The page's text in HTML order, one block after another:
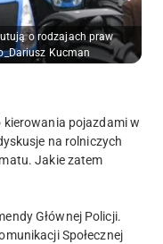
o rodzajach praw
Kucman
pojazdami w
na rolniczych
Jakie zatem
Głównej Policji.
Społecznej